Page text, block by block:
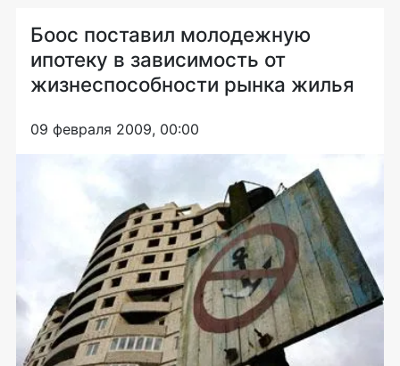
Боос поставил молодежную
ипотеку в зависимость от
жизнеспособности рынка жилья
09 февраля 2009, 00:00